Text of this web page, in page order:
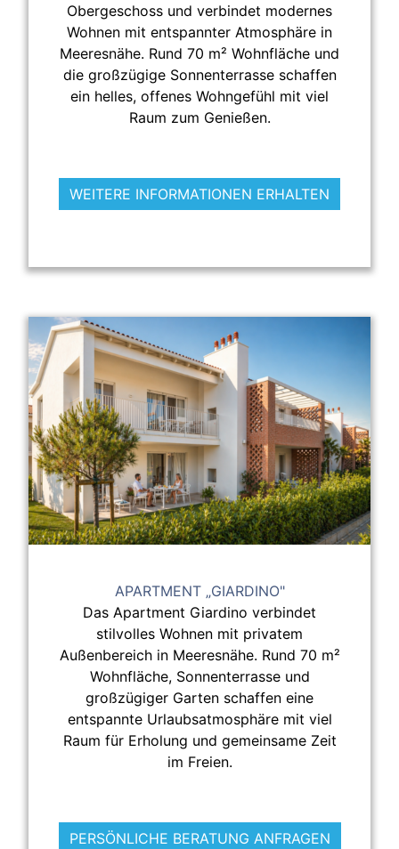
Obergeschoss und verbindet modernes
Wohnen mit entspannter Atmosphäre in
Meeresnähe. Rund 70 m² Wohnfläche und
die großzügige Sonnenterrasse schaffen
ein helles, offenes Wohngefühl mit viel
Raum zum Genießen.
WEITERE INFORMATIONEN ERHALTEN
APARTMENT „GIARDINO"
Das Apartment Giardino verbindet
stilvolles Wohnen mit privatem
Außenbereich in Meeresnähe. Rund 70 m²
Wohnfläche, Sonnenterrasse und
großzügiger Garten schaffen eine
entspannte Urlaubsatmosphäre mit viel
Raum für Erholung und gemeinsame Zeit
im Freien.
PERSÖNLICHE BERATUNG ANFRAGEN